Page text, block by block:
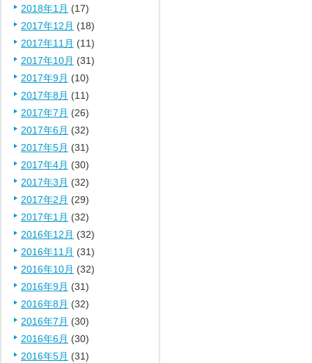
2018年1月 (17)
2017年12月 (18)
2017年11月 (11)
2017年10月 (31)
2017年9月 (10)
2017年8月 (11)
2017年7月 (26)
2017年6月 (32)
2017年5月 (31)
2017年4月 (30)
2017年3月 (32)
2017年2月 (29)
2017年1月 (32)
2016年12月 (32)
2016年11月 (31)
2016年10月 (32)
2016年9月 (31)
2016年8月 (32)
2016年7月 (30)
2016年6月 (30)
2016年5月 (31)